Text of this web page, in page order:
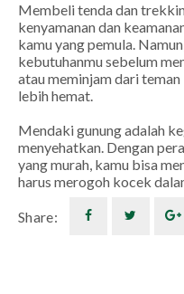
Membeli tenda dan
kenyamanan dan
kamu yang pemula.
kebutuhanmu sebelum
atau meminjam dari
lebih hemat.
Mendaki gunung adalah
menyehatkan. Dengan
yang murah, kamu bisa
harus merogoh kocek
Share: